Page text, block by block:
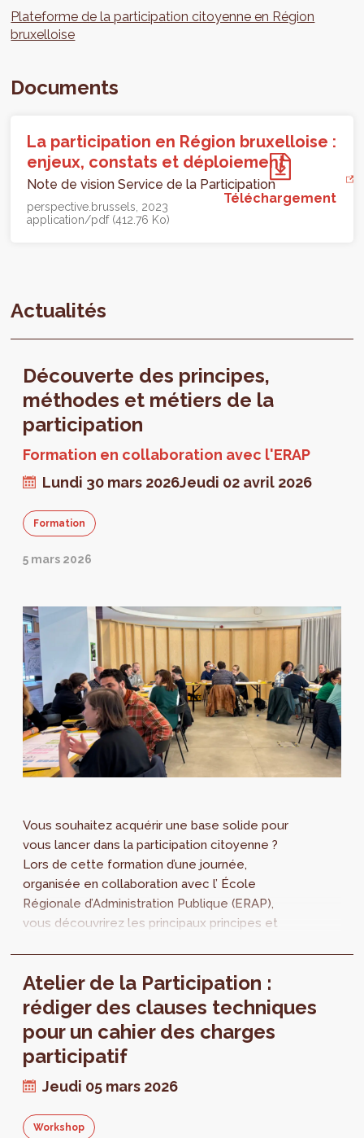
Plateforme de la participation citoyenne en Région
bruxelloise
Documents
La participation en Région bruxelloise :
enjeux, constats et déploiement
Note de vision Service de la Participation
perspective.brussels 2023
application/pdf (412.76 Ko)
Téléchargement
Actualités
Découverte des principes,
méthodes et métiers de la
participation
Formation en collaboration avec l'ERAP
Lundi 30 mars 2026Jeudi 02 avril 2026
Formation
5 mars 2026
Vous souhaitez acquérir une base solide pour
vous lancer dans la participation citoyenne ?
Lors de cette formation d’une journée,
organisée en collaboration avec l’ École
Régionale d’Administration Publique (ERAP),
vous découvrirez les principaux principes et
Atelier de la Participation :
rédiger des clauses techniques
pour un cahier des charges
participatif
Jeudi 05 mars 2026
Workshop